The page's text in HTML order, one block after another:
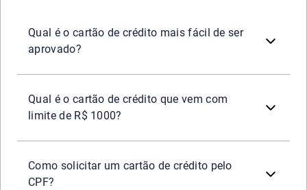
Qual é o cartão de crédito mais fácil de ser
aprovado?
Qual é o cartão de crédito que vem com
limite de R$ 1000?
Como solicitar um cartão de crédito pelo
CPF?